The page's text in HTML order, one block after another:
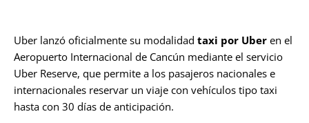
Uber lanzó oficialmente su modalidad taxi por Uber en el
Aeropuerto Internacional de Cancún mediante el servicio
Uber Reserve, que permite a los pasajeros nacionales e
internacionales reservar un viaje con vehículos tipo taxi
hasta con 30 días de anticipación.